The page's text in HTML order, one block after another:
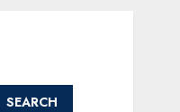
SEARCH